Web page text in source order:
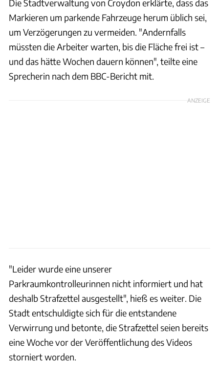
Die Stadtverwaltung von Croydon erklärte, dass das
Markieren um parkende Fahrzeuge herum üblich sei,
um Verzögerungen zu vermeiden. "Andernfalls
müssten die Arbeiter warten, bis die Fläche frei ist –
und das hätte Wochen dauern können", teilte eine
Sprecherin nach dem BBC-Bericht mit.
ANZEIGE
"Leider wurde eine unserer
Parkraumkontrolleurinnen nicht informiert und hat
deshalb Strafzettel ausgestellt", hieß es weiter. Die
Stadt entschuldigte sich für die entstandene
Verwirrung und betonte, die Strafzettel seien bereits
eine Woche vor der Veröffentlichung des Videos
storniert worden.